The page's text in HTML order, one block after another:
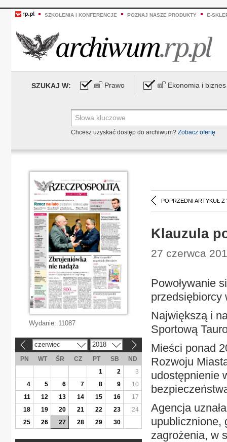
SZKOLENIA I KONFERENCJE POZNAJ NASZE PRODUKTY E-
SZUKAJ W: Prawo Ekonomia i biznes
Chcesz uzyskać dostęp do archiwum? Zobacz ofertę
POPRZEDNI ARTYKUŁ Z
Klauzula
27 czerwca
Powoływanie
przedsiębiorcy
Największą i
Sportową
Mieści ponad
Rozwoju
udostępnienie
Agencja
upublicznione,
zagrożenia, w
Wydanie: 11087
czerwiec 2018
PN WT ŚR CZ PT SB
ND
1
2
3
4
5 6 7 8 9
10
11
12 13 14 15 16
17
18
19 20 21 22 23
24
25
26 27 28 29 30